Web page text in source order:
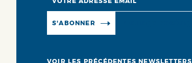
S'ABONNER
VOIR LES PRÉCÉDENTES NEWSLETTERS